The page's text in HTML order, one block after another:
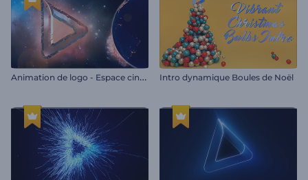
A
nimation de logo - Espace cinématographique Intro dynamique Boules de Noël